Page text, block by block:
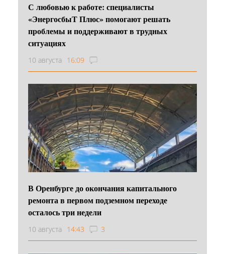
С любовью к работе: специалисты
«ЭнергосбыТ Плюс» помогают решать
проблемы и поддерживают в трудных
ситуациях
10 августа 16:09
В Оренбурге до окончания капитального
ремонта в первом подземном переходе
осталось три недели
10 августа 14:43 3